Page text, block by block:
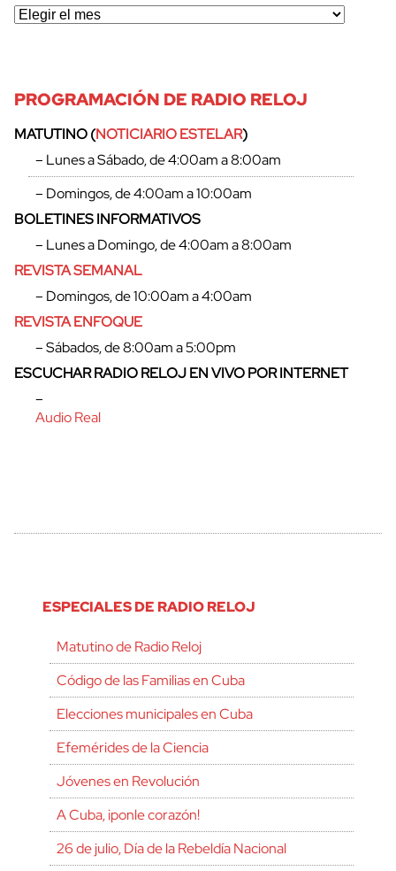
cerrar
PROGRAMACIÓN DE RADIO RELOJ
MATUTINO (NOTICIARIO ESTELAR)
– Lunes a Sábado, de 4:00am a 8:00am
– Domingos, de 4:00am a 10:00am
BOLETINES INFORMATIVOS
– Lunes a Domingo, de 4:00am a 8:00am
REVISTA SEMANAL
– Domingos, de 10:00am a 4:00am
REVISTA ENFOQUE
– Sábados, de 8:00am a 5:00pm
ESCUCHAR RADIO RELOJ EN VIVO POR INTERNET
–
Audio Real
ESPECIALES DE RADIO RELOJ
Matutino de Radio Reloj
Código de las Familias en Cuba
Elecciones municipales en Cuba
Efemérides de la Ciencia
Jóvenes en Revolución
A Cuba, ¡ponle corazón!
26 de julio, Día de la Rebeldía Nacional